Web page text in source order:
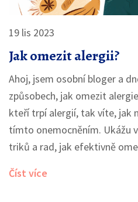
19 lis 2023
Jak omezit alergii?
Ahoj, jsem osobní bloger a
způsobech, jak omezit
kteří trpí alergií, tak víte, jak
tímto onemocněním. Ukážu
triků a rad, jak efektivně
Přidejte se ke mně a
Číst více